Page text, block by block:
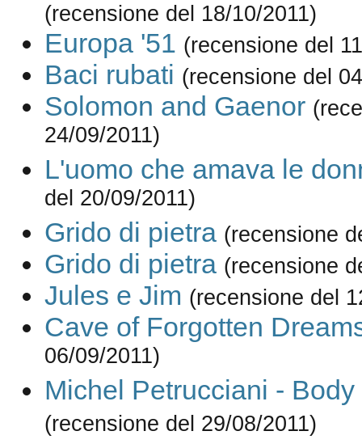
(recensione del 18/10/2011)
Europa '51 (recensione del
Baci rubati (recensione del
Solomon and Gaenor
24/09/2011)
L'uomo che amava le
del 20/09/2011)
Grido di pietra (recensione
Grido di pietra (recensione
Jules e Jim (recensione del
Cave of Forgotten
06/09/2011)
Michel Petrucciani -
(recensione del 29/08/2011)